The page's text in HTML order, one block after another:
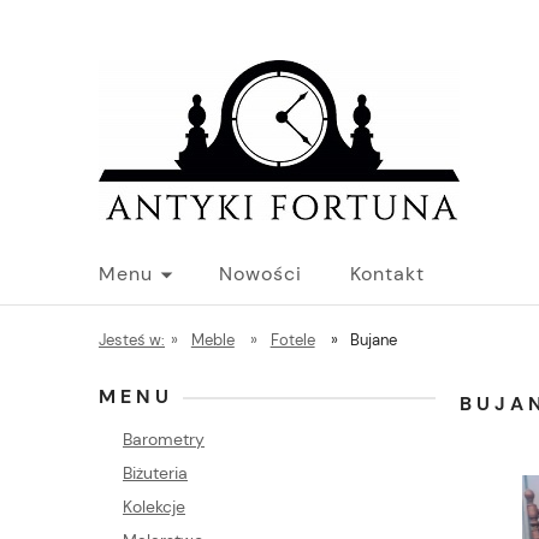
Menu Nowości Kontakt
Jesteś w: » Meble » Fotele » Bujane
MENU
Barometry
Biżuteria
Kolekcje